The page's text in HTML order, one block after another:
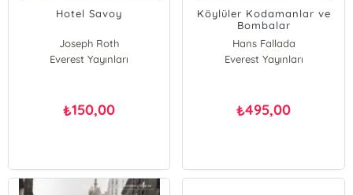
Hotel Savoy
Joseph Roth
Everest Yayınları
₺150,00
Köylüler Kodamanlar ve
Bombalar
Hans Fallada
Everest Yayınları
₺495,00